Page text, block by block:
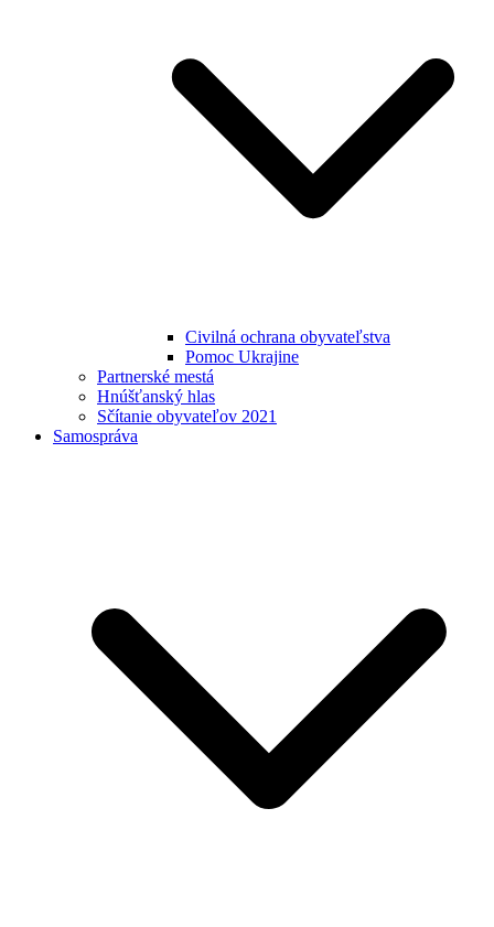
Civilná ochrana obyvateľstva
Pomoc Ukrajine
Partnerské mestá
Hnúšťanský hlas
Sčítanie obyvateľov 2021
Samospráva